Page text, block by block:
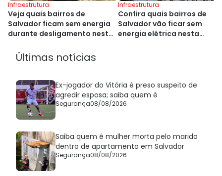
Infraestrutura
Veja quais bairros de
Salvador ficam sem energia
durante desligamento nesta
Infraestrutura
Confira quais bairros de
Salvador vão ficar sem
energia elétrica nesta
Últimas notícias
Ex-jogador do Vitória é preso suspeito de
agredir esposa; saiba quem é
Segurança08/08/2026
Saiba quem é mulher morta pelo marido
dentro de apartamento em Salvador
Segurança08/08/2026